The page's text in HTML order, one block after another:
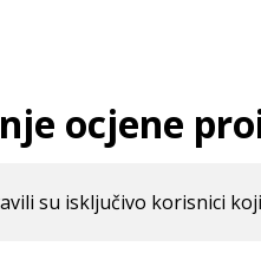
ocjene
su isključivo korisnici